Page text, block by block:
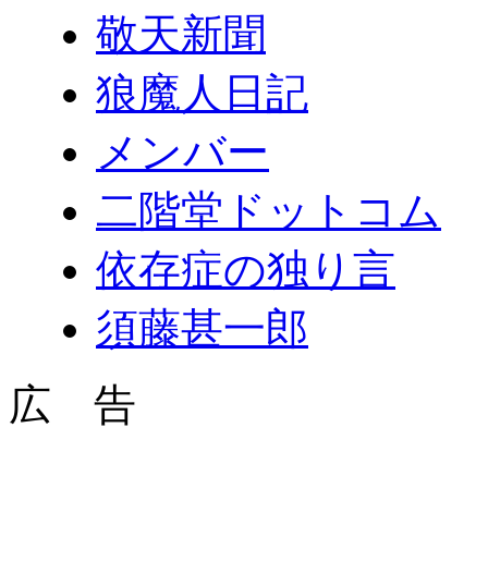
敬天新聞
狼魔人日記
メンバー
二階堂ドットコム
依存症の独り言
須藤甚一郎
広 告